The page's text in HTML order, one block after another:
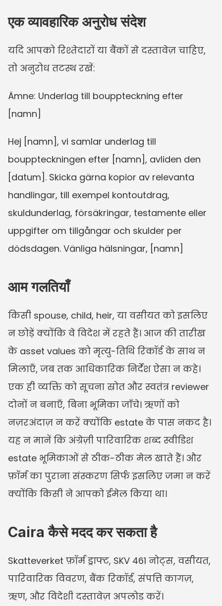
एक व्यावहारिक अनुरोध संदेश
यदि आपको रिश्तेदारों या बैंकों से दस्तावेज़ चाहिए,
तो अनुरोध तटस्थ रखें:
Ämne: Underlag till bouppteckning efter
[namn]
Hej [namn], vi samlar underlag till
bouppteckningen efter [namn], avliden den
[datum]. Skicka gärna kopior av relevanta
handlingar, till exempel kontoutdrag,
skuldunderlag, försäkringar, testamente eller
uppgifter om tillgångar och skulder per
dödsdagen. Vänliga hälsningar, [namn]
आम गलतियाँ
किसी spouse, child, heir, या वसीयत को इसलिए
न छोड़ें क्योंकि वे विदेश में रहते हैं। आज की तारीख
के asset values को मृत्यु-तिथि रिकॉर्ड के साथ न
मिलाएँ, जब तक आधिकारिक निर्देश ऐसा न कहे।
एक ही व्यक्ति को सूचना स्रोत और स्वतंत्र reviewer
दोनों न बनाएँ, बिना भूमिका जाँचे। ऋणों को
नज़रअंदाज़ न करें क्योंकि estate के पास नकद है।
यह न मानें कि अंग्रेज़ी पारिवारिक शब्द स्वीडिश
estate भूमिकाओं से ठीक-ठीक मेल खाते हैं। और
फ़ॉर्म का पुराना संस्करण सिर्फ इसलिए जमा न करें
क्योंकि किसी ने आपको ईमेल किया था।
Caira कैसे मदद कर सकता है
Skatteverket फ़ॉर्म ड्राफ्ट, SKV 461 नोट्स, वसीयत,
पारिवारिक विवरण, बैंक रिकॉर्ड, संपत्ति कागज़,
ऋण, और विदेशी दस्तावेज़ अपलोड करें।